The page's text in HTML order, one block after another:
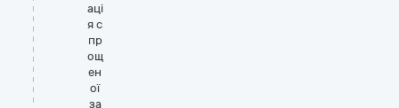
аці
я с
пр
ощ
ен
ої
за